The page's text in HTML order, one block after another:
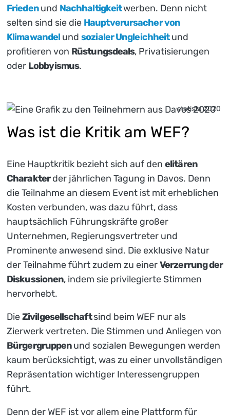
Friedenund Nachhaltigkeitwerben. Denn nicht
selten sind sie die Hauptverursacher von
Klimawandel undsozialer Ungleichheitund
profitieren von Rüstungsdeals, Privatisierungen
oder Lobbyismus.
statista 2020
Was ist die Kritik am WEF?
Eine Hauptkritik bezieht sich auf den elitären
Charakterder jährlichen Tagung in Davos. Denn
die Teilnahme an diesem Event ist mit erheblichen
Kosten verbunden, was dazu führt, dass
hauptsächlich Führungskräfte großer
Unternehmen, Regierungsvertreter und
Prominente anwesend sind. Die exklusive Natur
der Teilnahme führt zudem zu einerVerzerrung der
Diskussionen, indem sie privilegierte Stimmen
hervorhebt.
DieZivilgesellschaftsind beim WEF nur als
Zierwerk vertreten. Die Stimmen und Anliegen von
Bürgergruppenund sozialen Bewegungen werden
kaum berücksichtigt, was zu einer unvollständigen
Repräsentation wichtiger Interessengruppen
führt.
Denn der WEF ist vor allem eine Plattform für